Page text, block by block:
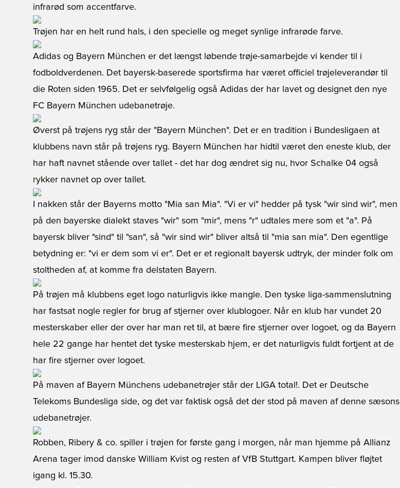
infrarød som accentfarve.
Trøjen har en helt rund hals, i den specielle og meget synlige infrarøde farve.
Adidas og Bayern München er det længst løbende trøje-samarbejde vi kender til i
fodboldverdenen. Det bayersk-baserede sportsfirma har været officiel trøjeleverandør til
die Roten siden 1965. Det er selvfølgelig også Adidas der har lavet og designet den nye
FC Bayern München udebanetrøje.
Øverst på trøjens ryg står der "Bayern München". Det er en tradition i Bundesligaen at
klubbens navn står på trøjens ryg. Bayern München har hidtil været den eneste klub, der
har haft navnet stående over tallet - det har dog ændret sig nu, hvor Schalke 04 også
rykker navnet op over tallet.
I nakken står der Bayerns motto "Mia san Mia". "Vi er vi" hedder på tysk "wir sind wir", men
på den bayerske dialekt staves "wir" som "mir", mens "r" udtales mere som et "a". På
bayersk bliver "sind" til "san", så "wir sind wir" bliver altså til "mia san mia". Den egentlige
betydning er: "vi er dem som vi er". Det er et regionalt bayersk udtryk, der minder folk om
stoltheden af, at komme fra delstaten Bayern.
På trøjen må klubbens eget logo naturligvis ikke mangle. Den tyske liga-sammenslutning
har fastsat nogle regler for brug af stjerner over klublogoer. Når en klub har vundet 20
mesterskaber eller der over har man ret til, at bære fire stjerner over logoet, og da Bayern
hele 22 gange har hentet det tyske mesterskab hjem, er det naturligvis fuldt fortjent at de
har fire stjerner over logoet.
På maven af Bayern Münchens udebanetrøjer står der LIGA total!. Det er Deutsche
Telekoms Bundesliga side, og det var faktisk også det der stod på maven af denne sæsons
udebanetrøjer.
Robben, Ribery & co. spiller i trøjen for første gang i morgen, når man hjemme på Allianz
Arena tager imod danske William Kvist og resten af VfB Stuttgart. Kampen bliver fløjtet
igang kl. 15.30.